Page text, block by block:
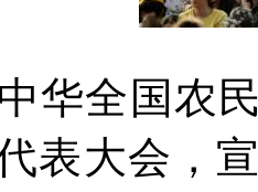
华全国农
表大会，